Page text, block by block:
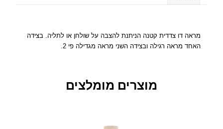
ד
ו
ד
י
מראה דו צדדית קטנה הניתנת להצבה על שולחן או לתליה. בצידה
האחד מראה רגילה ובצידה השני מראה מגדילה פי 2.
מוצרים מומלצים